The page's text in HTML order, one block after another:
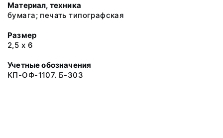
Материал, техника
бумага; печать типографская
Размер
2,5 х 6
Учетные обозначения
КП-ОФ-1107. Б-303